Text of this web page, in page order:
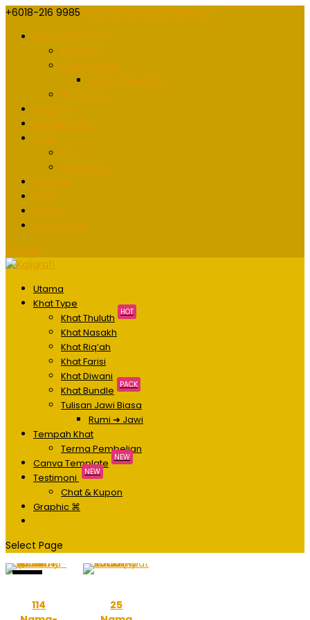
+6018-216 9985
Utama
Khat Type
Khat Thuluth
HOT
Khat Nasakh
Khat Riq’ah
Khat Farisi
Khat Diwani
Khat Bundle
PACK
Tulisan Jawi Biasa
Rumi ➔ Jawi
Tempah Khat
Terma Pembelian
Canva Template
NEW
Testimoni NEW
Chat & Kupon
Graphic ⌘
Select Page
114
25